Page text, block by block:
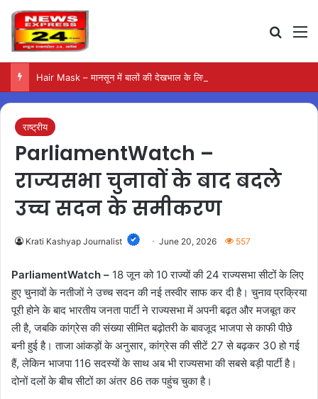
Hair Mask – मानसून में बालों की देखभाल के लिए आजमाएं अंडे का मास्क
राष्ट्रीय
ParliamentWatch –
राज्यसभा चुनावों के बाद बदले
उच्च सदन के समीकरण
Krati Kashyap Journalist June 20, 2026 557
ParliamentWatch – 18 जून को 10 राज्यों की 24 राज्यसभा सीटों के लिए
हुए चुनावों के नतीजों ने उच्च सदन की नई तस्वीर साफ कर दी है। चुनाव प्रक्रिया
पूरी होने के बाद भारतीय जनता पार्टी ने राज्यसभा में अपनी बढ़त और मजबूत कर
ली है, जबकि कांग्रेस की संख्या सीमित बढ़ोतरी के बावजूद भाजपा से काफी पीछे
बनी हुई है। ताजा आंकड़ों के अनुसार, कांग्रेस की सीटें 27 से बढ़कर 30 हो गई
हैं, लेकिन भाजपा 116 सदस्यों के साथ अब भी राज्यसभा की सबसे बड़ी पार्टी है।
दोनों दलों के बीच सीटों का अंतर 86 तक पहुंच चुका है।